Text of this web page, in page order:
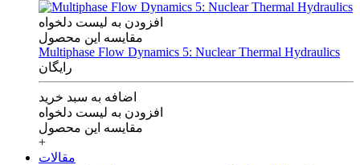
افزودن به لیست دلخواه
مقایسه این محصول
Multiphase Flow Dynamics 5: Nuclear Thermal Hydraulics
رایگان
اضافه به سبد خرید
افزودن به لیست دلخواه
مقایسه این محصول
+
مقالات